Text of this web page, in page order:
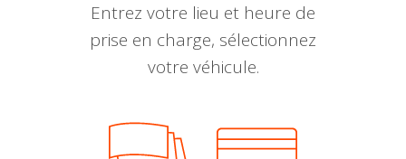
Entrez votre lieu et heure de
prise en charge, sélectionnez
votre véhicule.